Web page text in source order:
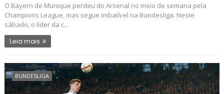
O Bayern de Munique perdeu do Arsenal no meio de semana pela
Champions League, mas segue imbatível na Bundesliga. Neste
sábado, o líder da c...
Leia mais
BUNDESLIGA